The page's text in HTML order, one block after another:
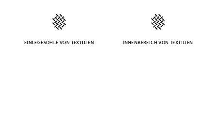
EINLEGESOHLE VON TEXTILIEN INNENBEREICH VON TEXTILIEN